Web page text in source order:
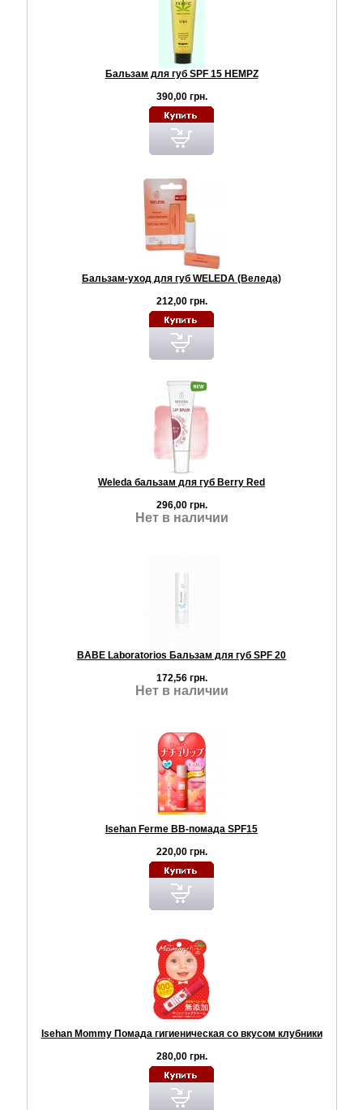
Бальзам для губ SPF 15 HEMPZ
390,00 грн.
Бальзам-уход для губ WELEDA (Веледа)
212,00 грн.
Weleda бальзам для губ Berry Red
296,00 грн.
Нет в наличии
BABE Laboratorios Бальзам для губ SPF 20
172,56 грн.
Нет в наличии
Isehan Ferme ВВ-помада SPF15
220,00 грн.
Isehan Mommy Помада гигиеническая со вкусом клубники
280,00 грн.